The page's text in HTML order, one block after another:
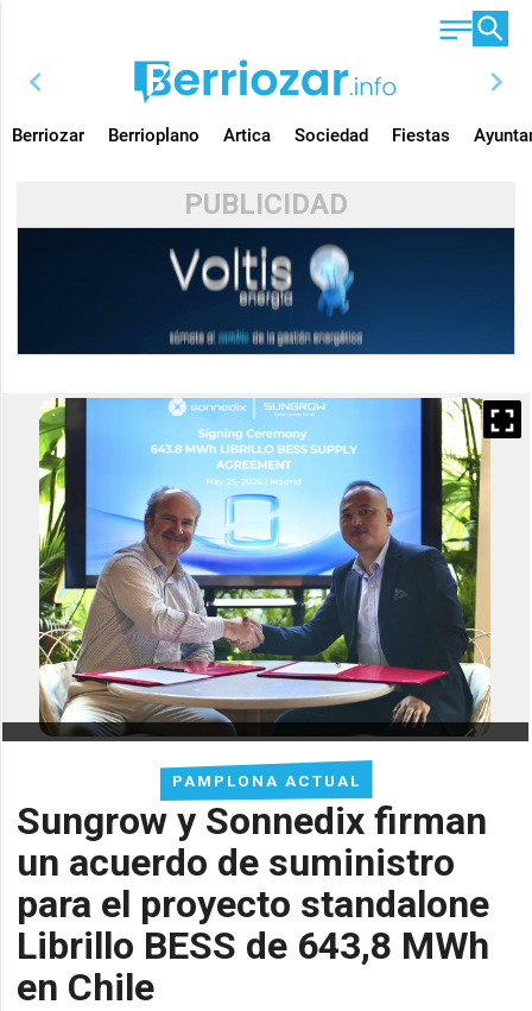
chevron_left chevron_right
Berriozar Berrioplano Artica Sociedad Fiestas
PUBLICIDAD
PAMPLONA ACTUAL
Sungrow y Sonnedix firman
un acuerdo de suministro
para el proyecto standalone
Librillo BESS de 643,8 MWh
en Chile